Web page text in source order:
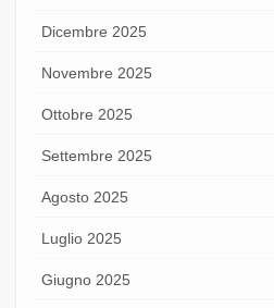
Dicembre 2025
Novembre 2025
Ottobre 2025
Settembre 2025
Agosto 2025
Luglio 2025
Giugno 2025